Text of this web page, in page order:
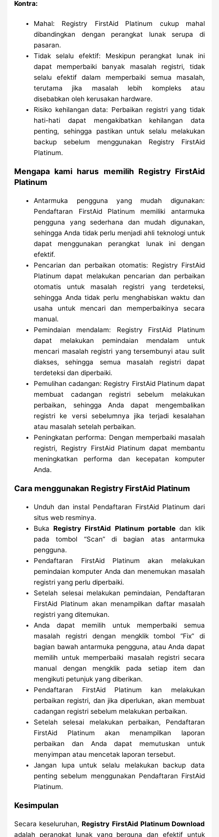
Kontra:
Mahal: Registry FirstAid Platinum cukup mahal
dibandingkan dengan perangkat lunak serupa di
pasaran.
Tidak selalu efektif: Meskipun perangkat lunak ini
dapat memperbaiki banyak masalah registri, tidak
selalu efektif dalam memperbaiki semua masalah,
terutama jika masalah lebih kompleks atau
disebabkan oleh kerusakan hardware.
Risiko kehilangan data: Perbaikan registri yang tidak
hati-hati dapat mengakibatkan kehilangan data
penting, sehingga pastikan untuk selalu melakukan
backup sebelum menggunakan Registry FirstAid
Platinum.
Mengapa kami harus memilih Registry FirstAid
Platinum
Antarmuka pengguna yang mudah digunakan:
Pendaftaran FirstAid Platinum memiliki antarmuka
pengguna yang sederhana dan mudah digunakan,
sehingga Anda tidak perlu menjadi ahli teknologi untuk
dapat menggunakan perangkat lunak ini dengan
efektif.
Pencarian dan perbaikan otomatis: Registry FirstAid
Platinum dapat melakukan pencarian dan perbaikan
otomatis untuk masalah registri yang terdeteksi,
sehingga Anda tidak perlu menghabiskan waktu dan
usaha untuk mencari dan memperbaikinya secara
manual.
Pemindaian mendalam: Registry FirstAid Platinum
dapat melakukan pemindaian mendalam untuk
mencari masalah registri yang tersembunyi atau sulit
diakses, sehingga semua masalah registri dapat
terdeteksi dan diperbaiki.
Pemulihan cadangan: Registry FirstAid Platinum dapat
membuat cadangan registri sebelum melakukan
perbaikan, sehingga Anda dapat mengembalikan
registri ke versi sebelumnya jika terjadi kesalahan
atau masalah setelah perbaikan.
Peningkatan performa: Dengan memperbaiki masalah
registri, Registry FirstAid Platinum dapat membantu
meningkatkan performa dan kecepatan komputer
Anda.
Cara menggunakan Registry FirstAid Platinum
Unduh dan instal Pendaftaran FirstAid Platinum dari
situs web resminya.
BukaRegistry FirstAid Platinum portabledan klik
pada tombol “Scan” di bagian atas antarmuka
pengguna.
Pendaftaran FirstAid Platinum akan melakukan
pemindaian komputer Anda dan menemukan masalah
registri yang perlu diperbaiki.
Setelah selesai melakukan pemindaian, Pendaftaran
FirstAid Platinum akan menampilkan daftar masalah
registri yang ditemukan.
Anda dapat memilih untuk memperbaiki semua
masalah registri dengan mengklik tombol “Fix” di
bagian bawah antarmuka pengguna, atau Anda dapat
memilih untuk memperbaiki masalah registri secara
manual dengan mengklik pada setiap item dan
mengikuti petunjuk yang diberikan.
Pendaftaran FirstAid Platinum kan melakukan
perbaikan registri, dan jika diperlukan, akan membuat
cadangan registri sebelum melakukan perbaikan.
Setelah selesai melakukan perbaikan, Pendaftaran
FirstAid Platinum akan menampilkan laporan
perbaikan dan Anda dapat memutuskan untuk
menyimpan atau mencetak laporan tersebut.
Jangan lupa untuk selalu melakukan backup data
penting sebelum menggunakan Pendaftaran FirstAid
Platinum.
Kesimpulan
Secara keseluruhan,Registry FirstAid Platinum Download
adalah perangkat lunak yang berguna dan efektif untuk